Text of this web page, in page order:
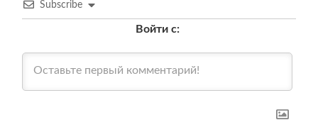
Subscribe
Войти с: